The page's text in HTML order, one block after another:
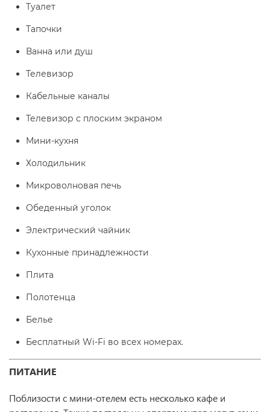
Туалет
Тапочки
Ванна или душ
Телевизор
Кабельные каналы
Телевизор с плоским экраном
Мини-кухня
Холодильник
Микроволновая печь
Обеденный уголок
Электрический чайник
Кухонные принадлежности
Плита
Полотенца
Белье
Бесплатный Wi-Fi во всех номерах.
ПИТАНИЕ
Поблизости с мини-отелем есть несколько кафе и